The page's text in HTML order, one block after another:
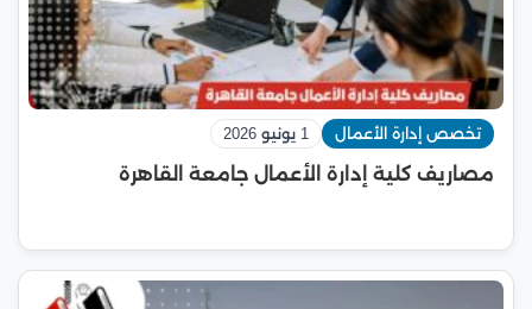
تخصص إدارة الأعمال 1 يونيو 2026
مصاريف كلية إدارة الأعمال جامعة القاهرة